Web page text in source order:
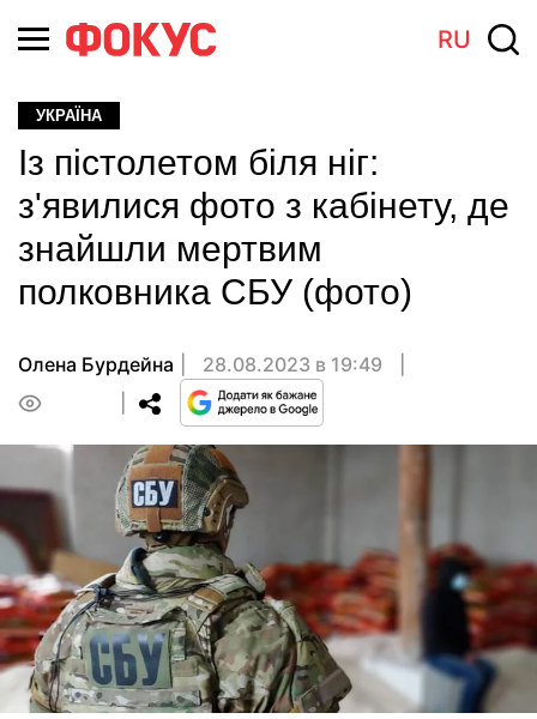
RU
УКРАЇНА
Із пістолетом біля ніг:
з'явилися фото з кабінету, де
знайшли мертвим
полковника СБУ (фото)
Олена Бурдейна
28.08.2023 в 19:49